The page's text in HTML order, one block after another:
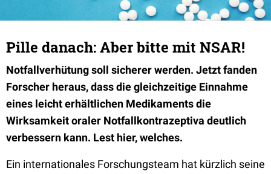
Pille danach: Aber bitte mit NSAR!
Notfallverhütung soll sicherer werden. Jetzt fanden
Forscher heraus, dass die gleichzeitige Einnahme
eines leicht erhältlichen Medikaments die
Wirksamkeit oraler Notfallkontrazeptiva deutlich
verbessern kann. Lest hier, welches.
Ein internationales Forschungsteam hat kürzlich seine